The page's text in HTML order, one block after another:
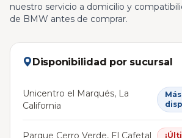
nuestro servicio a domicilio y
de BMW antes de comprar.
Disponibilidad por sucursal
Unicentro el Marqués, La
California
Parque Cerro Verde, El Cafetal